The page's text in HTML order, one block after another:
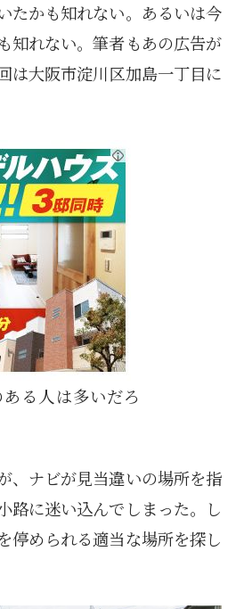
たかも知れない。あるいは今
知れない。筆者もあの広告が
は大阪市淀川区加島一丁目に
る人は多いだろ
、ナビが見当違いの場所を指
路に迷い込んでしまった。し
停められる適当な場所を探し